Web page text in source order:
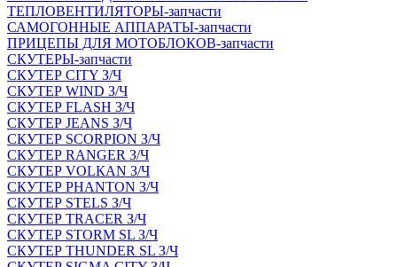
ТЕПЛОВЕНТИЛЯТОРЫ-запчасти
САМОГОННЫЕ АППАРАТЫ-запчасти
ПРИЦЕПЫ ДЛЯ МОТОБЛОКОВ-запчасти
СКУТЕРЫ-запчасти
СКУТЕР CITY З/Ч
СКУТЕР WIND З/Ч
СКУТЕР FLASH З/Ч
СКУТЕР JEANS З/Ч
СКУТЕР SCORPION З/Ч
СКУТЕР RANGER З/Ч
СКУТЕР VOLКAN З/Ч
СКУТЕР PHANTON З/Ч
СКУТЕР STELS З/Ч
СКУТЕР TRACER З/Ч
СКУТЕР STORM SL З/Ч
СКУТЕР THUNDER SL З/Ч